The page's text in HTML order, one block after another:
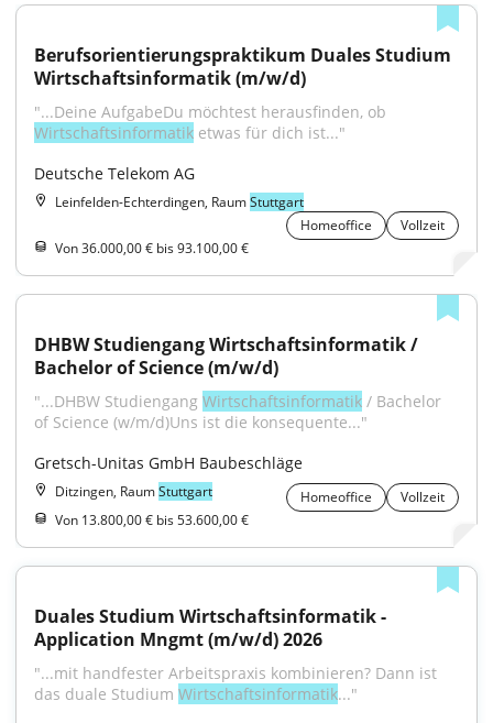
Berufsorientierungspraktikum Duales Studium
Wirtschaftsinformatik (m/w/d)
Wirtschaftsinformatik etwas für dich ist..."
Deutsche Telekom AG
Leinfelden-Echterdingen, RaumStuttgart
Homeoffice
Vollzeit
Von 36.000,00 € bis 93.100,00 €
DHBW Studiengang Wirtschaftsinformatik /
Bachelor of Science (m/w/d)
"...DHBW Studiengang Wirtschaftsinformatik / Bachelor
of Science (w/m/d)Uns ist die konsequente..."
Gretsch-Unitas GmbH Baubeschläge
Ditzingen, RaumStuttgart Homeoffice
Vollzeit
Von 13.800,00 € bis 53.600,00 €
Duales Studium Wirtschaftsinformatik -
Application Mngmt (m/w/d) 2026
"...mit handfester Arbeitspraxis kombinieren? Dann ist
das duale Studium Wirtschaftsinformatik..."